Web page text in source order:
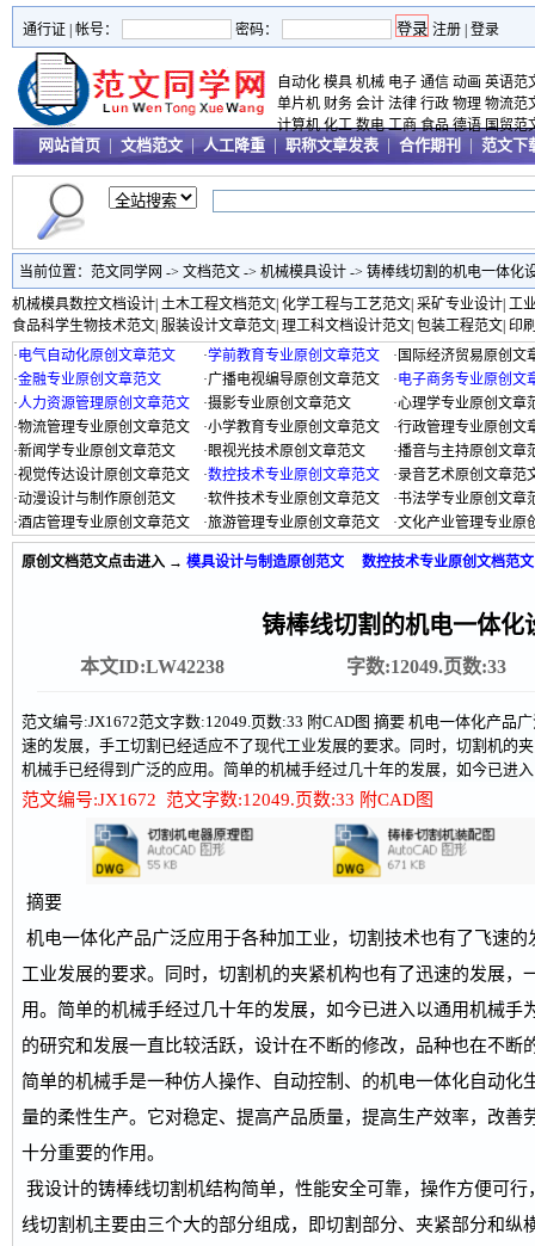
通行证 | 帐号： 密码： 注册 登录
自动化 模具 机械 电子 通信 动画 英语范
单片机 财务 会计 法律 行政 物理 物流范
计算机 化工 数电 工商 食品 德语 国贸范
网站首页 文档范文 | 人工降重 职称文章发表 合作期刊 范文下
当前位置： 范文同学网 -> 文档范文 -> 机械模具设计 -> 铸棒线切割的机电一体化
机械模具数控文档设计 土木工程文档范文 化学工程与工艺范文 采矿专业设计 工
食品科学生物技术范文 服装设计文章范文 理工科文档设计范文 包装工程范文 印
·电气自动化原创文章范文 ·学前教育专业原创文章范文 · 国际经济贸易原创文
·金融专业原创文章范文 ·广播电视编导原创文章范文 ·电子商务专业原创文
·人力资源管理原创文章范文 ·摄影专业原创文章范文 ·心理学专业原创文章
·物流管理专业原创文章范文 ·小学教育专业原创文章范文 ·行政管理专业原创文
·新闻学专业原创文章范文 ·眼视光技术原创文章范文 ·播音与主持原创文章
·视觉传达设计原创文章范文 ·数控技术专业原创文章范文 ·录音艺术原创文章范
·动漫设计与制作原创范文 ·软件技术专业原创文章范文 ·书法学专业原创文章
·酒店管理专业原创文章范文 ·旅游管理专业原创文章范文 ·文化产业管理专业原
原创文档范文点击进入 → 模具设计与制造原创范文 数控技术专业原创文档范文
铸棒线切割的机电一体化
本文ID:LW42238 字数:12049.页数:33
范文编号:JX1672范文字数:12049.页数:33 附CAD图 摘要 机电一体化产品
速的发展，手工切割已经适应不了现代工业发展的要求。同时，切割机的
机械手已经得到广泛的应用。简单的机械手经过几十年的发展，如今已进
范文编号:JX1672 范文字数:12049.页数:33 附CAD图
摘要
机电一体化产品广泛应用于各种加工业，切割技术也有了飞速
工业发展的要求。同时，切割机的夹紧机构也有了迅速的发展，
用。简单的机械手经过几十年的发展，如今已进入以通用机械手
的研究和发展一直比较活跃，设计在不断的修改，品种也在不断
简单的机械手是一种仿人操作、自动控制、的机电一体化自动化
量的柔性生产。它对稳定、提高产品质量，提高生产效率，改善
十分重要的作用。
我设计的铸棒线切割机结构简单，性能安全可靠，操作方便可
线切割机主要由三个大的部分组成，即切割部分、夹紧部分和纵